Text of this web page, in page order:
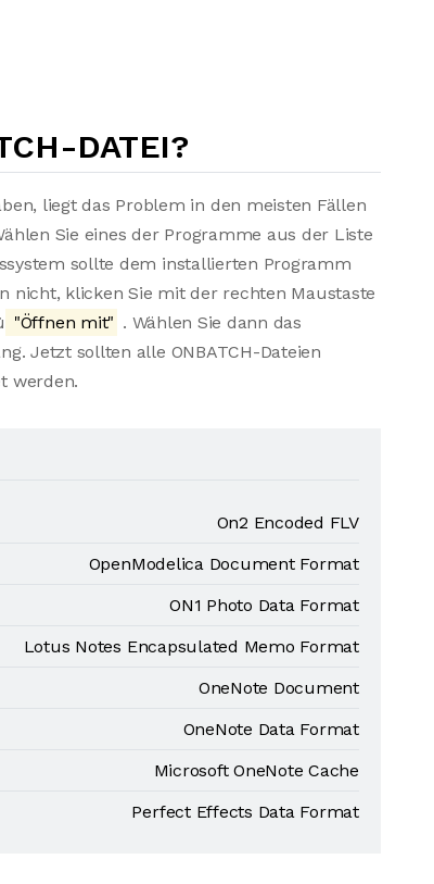
DATEI?
liegt das Problem in den meisten Fällen
Sie eines der Programme aus der Liste
sollte dem installierten Programm
nicht, klicken Sie mit der rechten Maustaste
"Öffnen mit" . Wählen Sie dann das
Jetzt sollten alle ONBATCH-Dateien
werden.
On2 Encoded FLV
OpenModelica Document Format
ON1 Photo Data Format
Lotus Notes Encapsulated Memo Format
OneNote Document
OneNote Data Format
Microsoft OneNote Cache
Perfect Effects Data Format